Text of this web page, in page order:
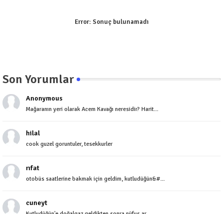
Error: Sonuç bulunamadı
Son Yorumlar
Anonymous
Mağaranın yeri olarak Acem Kavağı neresidir? Harit...
hilal
cook guzel goruntuler, tesekkurler
rıfat
otobüs saatlerine bakmak için geldim, kutludüğün&#...
cuneyt